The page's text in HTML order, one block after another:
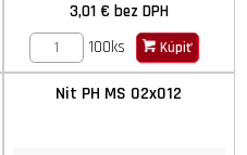
3,01 € bez DPH
100ks
Kúpiť
Nit PH MS 02x012